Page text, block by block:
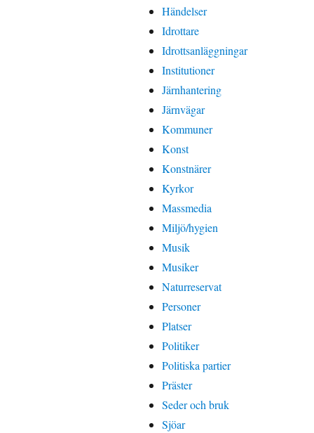
Händelser
Idrottare
Idrottsanläggningar
Institutioner
Järnhantering
Järnvägar
Kommuner
Konst
Konstnärer
Kyrkor
Massmedia
Miljö/hygien
Musik
Musiker
Naturreservat
Personer
Platser
Politiker
Politiska partier
Präster
Seder och bruk
Sjöar